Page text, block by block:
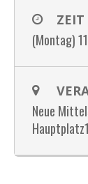
Martin
ZEIT
(Montag)
Neue